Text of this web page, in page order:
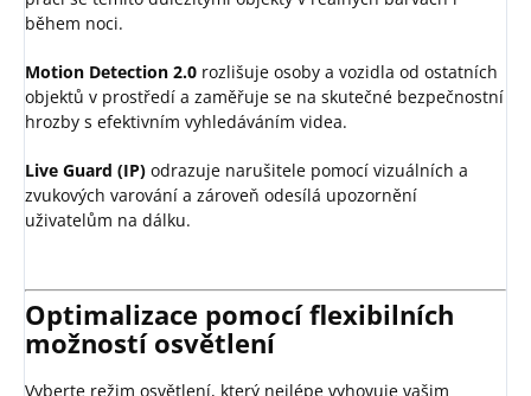
během noci.
Motion Detection 2.0 rozlišuje osoby a vozidla od ostatních
objektů v prostředí a zaměřuje se na skutečné bezpečnostní
hrozby s efektivním vyhledáváním videa.
Live Guard (IP) odrazuje narušitele pomocí vizuálních a
zvukových varování a zároveň odesílá upozornění
uživatelům na dálku.
Optimalizace pomocí flexibilních
možností osvětlení
Vyberte režim osvětlení, který nejlépe vyhovuje vašim